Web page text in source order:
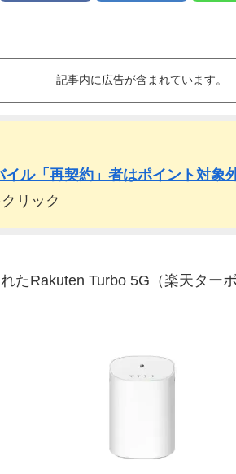
記事内に広告が含まれています。
イル「再契約」者はポイント対象
リック
たRakuten Turbo 5G（楽天ター